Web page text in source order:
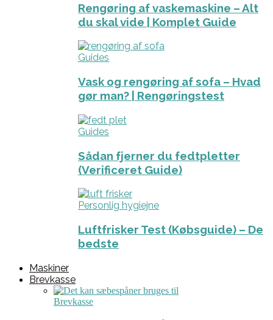
Rengøring af vaskemaskine – Alt
du skal vide | Komplet Guide
Guides
Vask og rengøring af sofa – Hvad
gør man? | Rengøringstest
Guides
Sådan fjerner du fedtpletter
(Verificeret Guide)
Personlig hygiejne
Luftfrisker Test (Købsguide) – De
bedste
Maskiner
Brevkasse
Brevkasse